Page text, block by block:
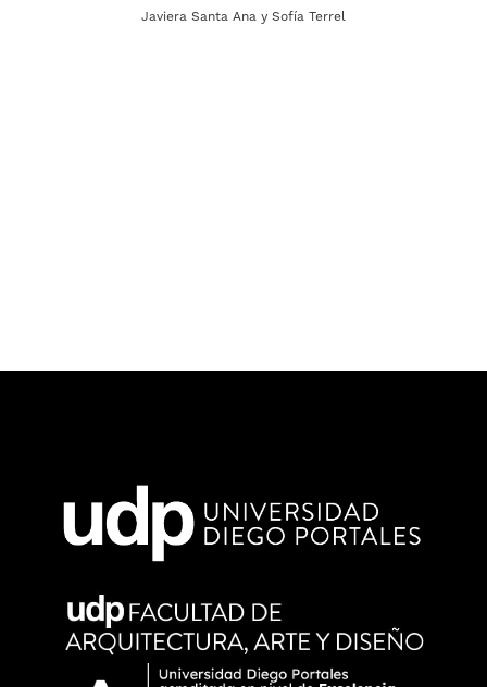
Javiera Santa Ana y Sofía Terrel